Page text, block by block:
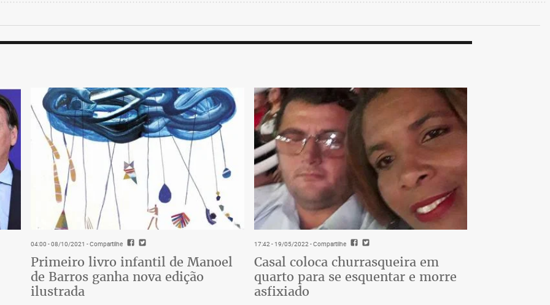
04:00 - 08/10/2021 - Compartilhe
Primeiro livro infantil de Manoel
de Barros ganha nova edição
ilustrada
17:42 - 19/05/2022- Compartilhe
Casal coloca churrasqueira em
quarto para se esquentar e morre
asfixiado